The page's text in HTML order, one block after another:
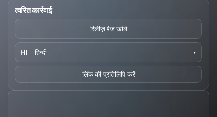
त्वरित कार्रवाई
रिलीज़ पेज खोलें
HI हिन्दी ▾
लिंक की प्रतिलिपि करें